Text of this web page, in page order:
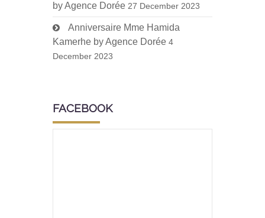
by Agence Dorée 27 December 2023
Anniversaire Mme Hamida
Kamerhe by Agence Dorée 4
December 2023
FACEBOOK